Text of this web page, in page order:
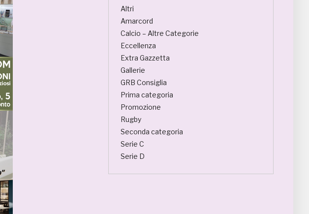
Altri
Amarcord
Calcio – Altre Categorie
Eccellenza
Extra Gazzetta
Gallerie
GRB Consiglia
Prima categoria
Promozione
Rugby
Seconda categoria
Serie C
Serie D